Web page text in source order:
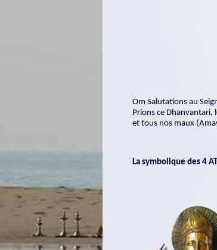
Om Salutations au
Prions ce Dhanvantari,
et tous nos maux
La symbolique des 4